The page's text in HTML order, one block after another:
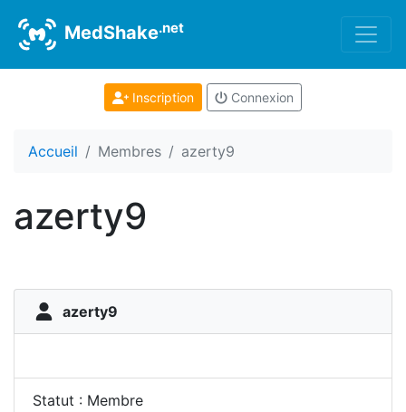
MedShake.net
Inscription Connexion
Accueil Membres azerty9
azerty9
azerty9
Statut : Membre